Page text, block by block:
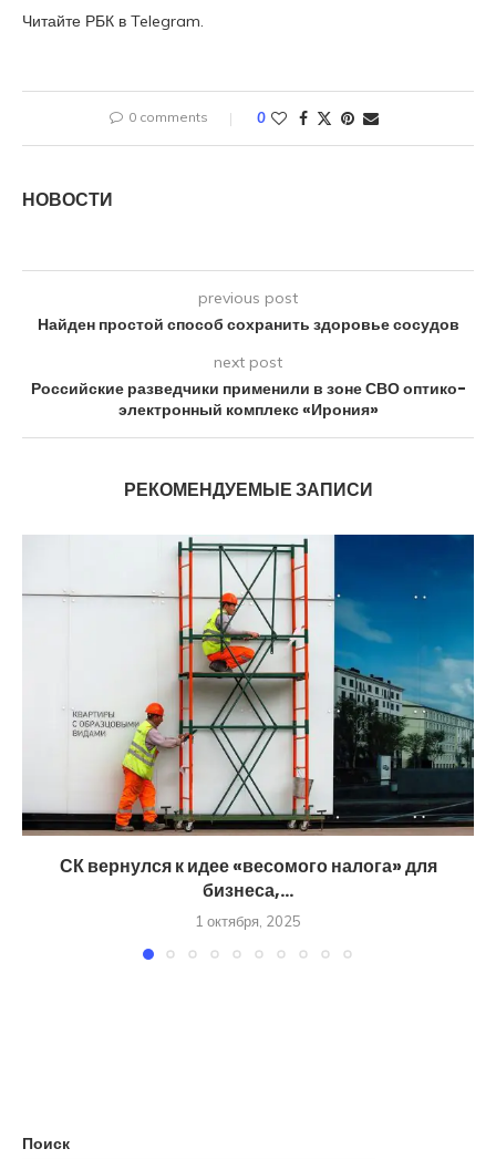
Читайте РБК в Telegram.
0 comments 0
НОВОСТИ
previous post
Найден простой способ сохранить здоровье сосудов
next post
Российские разведчики применили в зоне СВО оптико-
электронный комплекс «Ирония»
РЕКОМЕНДУЕМЫЕ ЗАПИСИ
СК вернулся к идее «весомого налога» для
бизнеса,...
1 октября, 2025
Поиск